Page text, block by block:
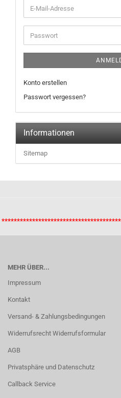
Konto erstellen
Passwort vergessen?
Informationen
Sitemap
MEHR ÜBER...
Impressum
Kontakt
Versand- & Zahlungsbedingungen
Widerrufsrecht Widerrufsformular
AGB
Privatsphäre und Datenschutz
Callback Service